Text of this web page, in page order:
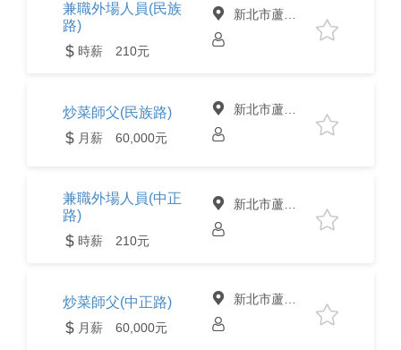
兼職外場人員(民族
路)
時薪 210元
新北市蘆洲區
炒菜師父(民族路)
月薪 60,000元
新北市蘆洲區
兼職外場人員(中正
路)
時薪 210元
新北市蘆洲區
炒菜師父(中正路)
月薪 60,000元
新北市蘆洲區